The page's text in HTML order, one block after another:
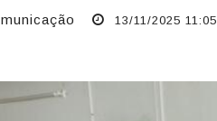
13/11/2025 11:05